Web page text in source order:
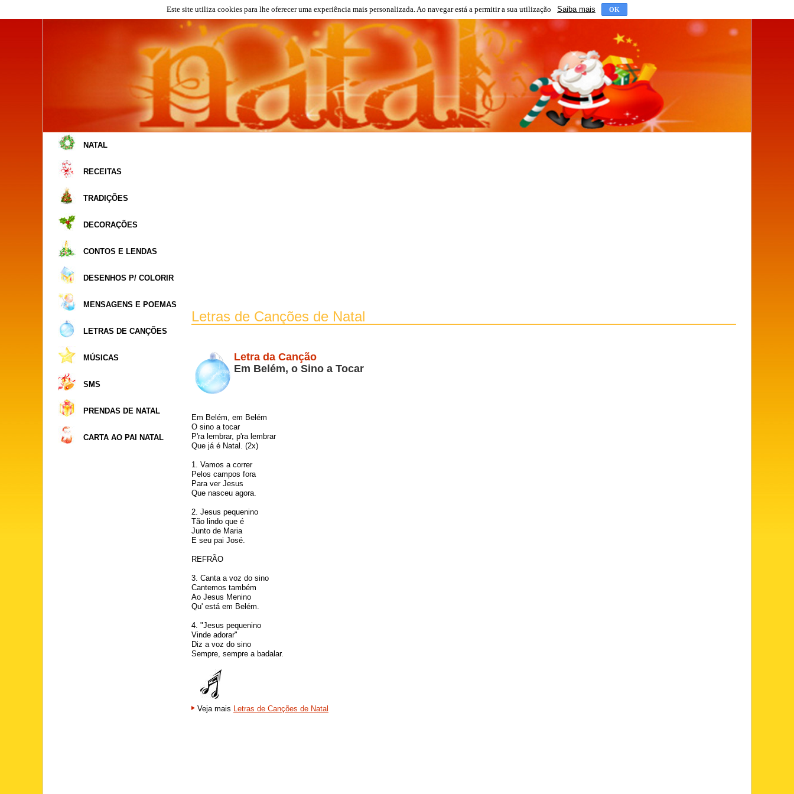
Este site utiliza cookies para lhe oferecer uma experiência mais personalizada. Ao navegar está a permitir a sua utilização Saiba mais OK
NATAL
RECEITAS
TRADIÇÕES
DECORAÇÕES
CONTOS E LENDAS
DESENHOS P/ COLORIR
MENSAGENS E POEMAS
LETRAS DE CANÇÕES
MÚSICAS
SMS
PRENDAS DE NATAL
CARTA AO PAI NATAL
Letras de Canções de Natal
Letra da Canção
Em Belém, o Sino a Tocar
Em Belém, em Belém
O sino a tocar
P'ra lembrar, p'ra lembrar
Que já é Natal. (2x)
1. Vamos a correr
Pelos campos fora
Para ver Jesus
Que nasceu agora.
2. Jesus pequenino
Tão lindo que é
Junto de Maria
E seu pai José.
REFRÃO
3. Canta a voz do sino
Cantemos também
Ao Jesus Menino
Qu' está em Belém.
4. "Jesus pequenino
Vinde adorar"
Diz a voz do sino
Sempre, sempre a badalar.
Veja mais Letras de Canções de Natal